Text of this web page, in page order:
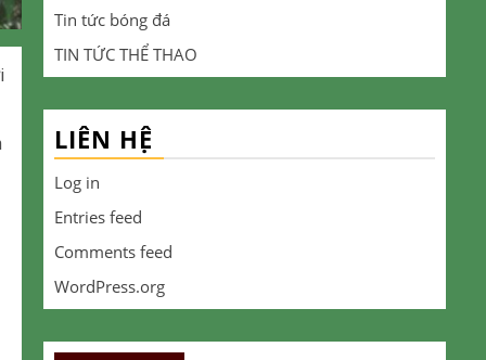
Tin tức bóng đá
TIN TỨC THỂ THAO
LIÊN HỆ
Log in
Entries feed
Comments feed
WordPress.org